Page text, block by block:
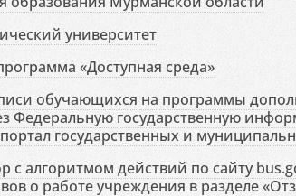
университет
«Доступная среда»
обучающихся на программы
Федеральную государственную
государственных и
с алгоритмом действий по сайту
о работе учреждения в разделе